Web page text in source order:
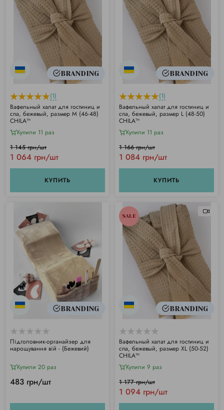
BRANDING
(1)
Вафельный халат для гостиниц и
спа, бежевый, размер М (46-48)
CHILA™
Купили 11 раз
1 064 грн/шт
1 145 грн/шт
КУПИТЬ
BRANDING
(1)
Вафельный халат для гостиниц и
спа, бежевый, размер L (48-50)
CHILA™
Купили 11 раз
1 084 грн/шт
1 166 грн/шт
КУПИТЬ
BRANDING
Підголовник-органайзер для
нарощування вій - (Бежевий)
Купили 20 раз
483 грн/шт
SALE
BRANDING
Вафельный халат для гостиниц и
спа, бежевый, размер XL (50-52)
CHILA™
Купили 9 раз
1 094 грн/шт
1 177 грн/шт